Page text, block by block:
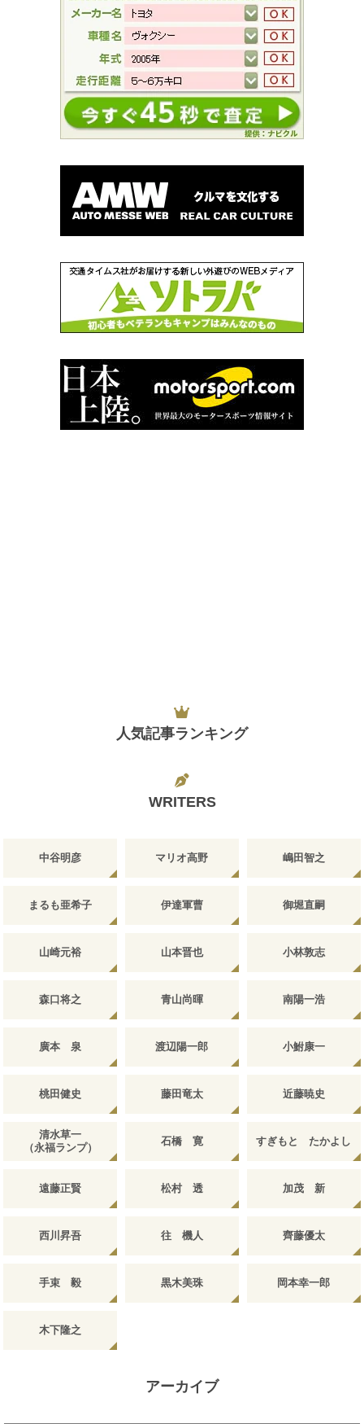
人気記事ランキング
WRITERS
中谷明彦 マリオ高野 嶋田智之
まるも亜希子 伊達軍曹 御堀直嗣
山崎元裕 山本晋也 小林敦志
森口将之 青山尚暉 南陽一浩
廣本 泉 渡辺陽一郎 小鮒康一
桃田健史 藤田竜太 近藤暁史
清水草一
（永福ランプ）
石橋 寛 すぎもと たかよし
遠藤正賢 松村 透 加茂 新
西川昇吾 往 機人 齊藤優太
手束 毅 黒木美珠 岡本幸一郎
木下隆之
アーカイブ